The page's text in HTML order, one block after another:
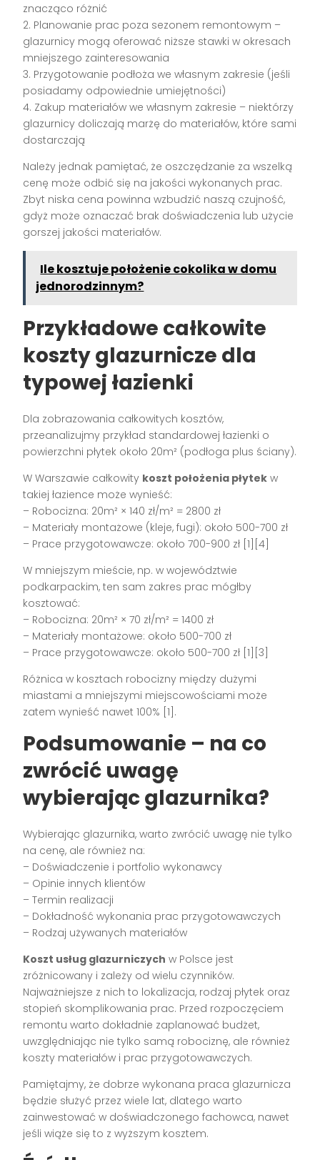
znacząco różnić
2. Planowanie prac poza sezonem remontowym –
glazurnicy mogą oferować niższe stawki w okresach
mniejszego zainteresowania
3. Przygotowanie podłoża we własnym zakresie (jeśli
posiadamy odpowiednie umiejętności)
4. Zakup materiałów we własnym zakresie – niektórzy
glazurnicy doliczają marżę do materiałów, które sami
dostarczają
Należy jednak pamiętać, że oszczędzanie za wszelką
cenę może odbić się na jakości wykonanych prac.
Zbyt niska cena powinna wzbudzić naszą czujność,
gdyż może oznaczać brak doświadczenia lub użycie
gorszej jakości materiałów.
Ile kosztuje położenie cokolika w domu
jednorodzinnym?
Przykładowe całkowite
koszty glazurnicze dla
typowej łazienki
Dla zobrazowania całkowitych kosztów,
przeanalizujmy przykład standardowej łazienki o
powierzchni płytek około 20m² (podłoga plus ściany).
W Warszawie całkowity koszt położenia płytek w
takiej łazience może wynieść:
– Robocizna: 20m² × 140 zł/m² = 2800 zł
– Materiały montażowe (kleje, fugi): około 500-700 zł
– Prace przygotowawcze: około 700-900 zł [1][4]
W mniejszym mieście, np. w województwie
podkarpackim, ten sam zakres prac mógłby
kosztować:
– Robocizna: 20m² × 70 zł/m² = 1400 zł
– Materiały montażowe: około 500-700 zł
– Prace przygotowawcze: około 500-700 zł [1][3]
Różnica w kosztach robocizny między dużymi
miastami a mniejszymi miejscowościami może
zatem wynieść nawet 100% [1].
Podsumowanie – na co
zwrócić uwagę
wybierając glazurnika?
Wybierając glazurnika, warto zwrócić uwagę nie tylko
na cenę, ale również na:
– Doświadczenie i portfolio wykonawcy
– Opinie innych klientów
– Termin realizacji
– Dokładność wykonania prac przygotowawczych
– Rodzaj używanych materiałów
Koszt usług glazurniczych w Polsce jest
zróżnicowany i zależy od wielu czynników.
Najważniejsze z nich to lokalizacja, rodzaj płytek oraz
stopień skomplikowania prac. Przed rozpoczęciem
remontu warto dokładnie zaplanować budżet,
uwzględniając nie tylko samą robociznę, ale również
koszty materiałów i prac przygotowawczych.
Pamiętajmy, że dobrze wykonana praca glazurnicza
będzie służyć przez wiele lat, dlatego warto
zainwestować w doświadczonego fachowca, nawet
jeśli wiąże się to z wyższym kosztem.